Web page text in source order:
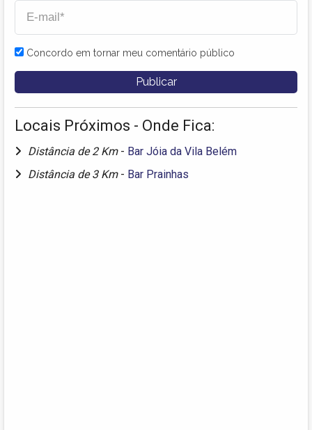
Concordo em tornar meu comentário público
Locais Próximos - Onde Fica:
Distância de 2 Km - Bar Jóia da Vila Belém
Distância de 3 Km - Bar Prainhas